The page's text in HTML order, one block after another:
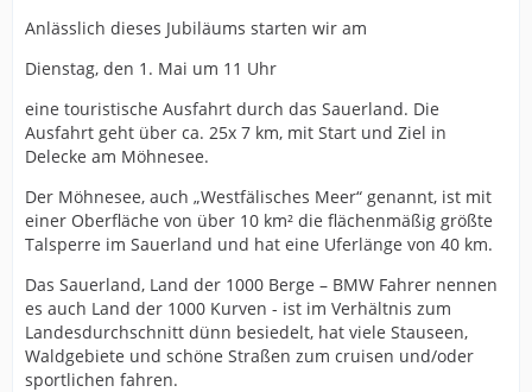
Anlässlich dieses Jubiläums starten wir am
Dienstag, den 1. Mai um 11 Uhr
eine touristische Ausfahrt durch das Sauerland. Die
Ausfahrt geht über ca. 25x 7 km, mit Start und Ziel in
Delecke am Möhnesee.
Der Möhnesee, auch „Westfälisches Meer“ genannt, ist mit
einer Oberfläche von über 10 km² die flächenmäßig größte
Talsperre im Sauerland und hat eine Uferlänge von 40 km.
Das Sauerland, Land der 1000 Berge – BMW Fahrer nennen
es auch Land der 1000 Kurven - ist im Verhältnis zum
Landesdurchschnitt dünn besiedelt, hat viele Stauseen,
Waldgebiete und schöne Straßen zum cruisen und/oder
sportlichen fahren.